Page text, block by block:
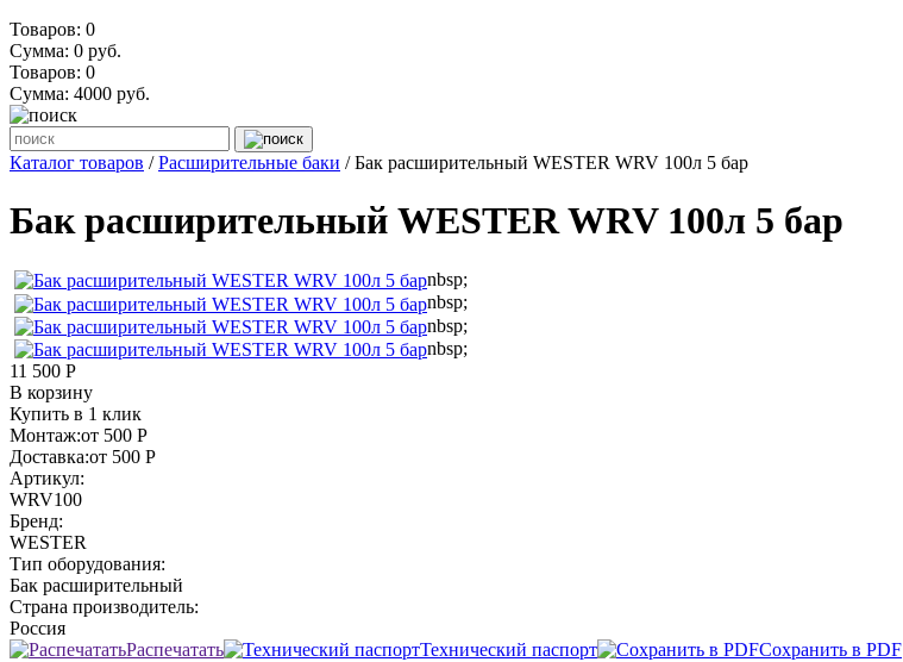
Товаров: 0
Сумма: 0 руб.
Товаров: 0
Сумма: 4000 руб.
Каталог товаров /Расширительные баки / Бак расширительный WESTER WRV 100л 5 бар
Бак расширительный WESTER WRV 100л 5 бар
nbsp;
nbsp;
nbsp;
nbsp;
11 500 Р
В корзину
Купить в 1 клик
Монтаж:от 500 Р
Доставка:от 500 Р
Артикул:
WRV100
Бренд:
WESTER
Тип оборудования:
Бак расширительный
Страна производитель:
Россия
Распечатать
Технический паспорт
Сохранить в PDF